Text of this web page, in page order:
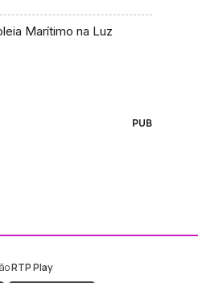
Marítimo na Luz
PUB
RTP Play